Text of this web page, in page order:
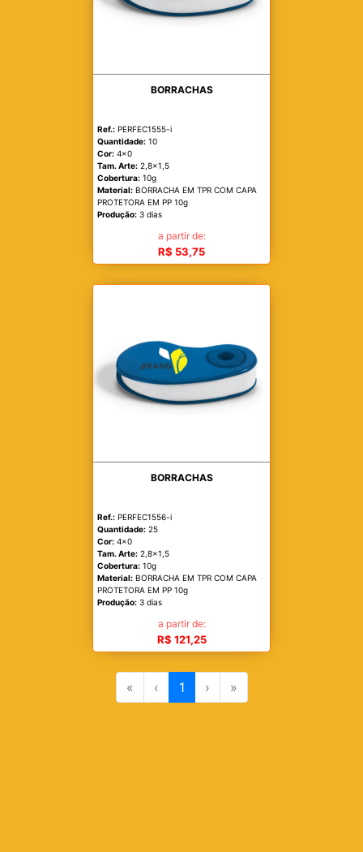
BORRACHAS
Ref.: PERFEC1555-i
Quantidade: 10
Cor: 4x0
Tam. Arte: 2,8x1,5
Cobertura: 10g
Material: BORRACHA EM TPR COM CAPA
PROTETORA EM PP 10g
Produção: 3 dias
a partir de:
R$ 53,75
BORRACHAS
Ref.: PERFEC1556-i
Quantidade: 25
Cor: 4x0
Tam. Arte: 2,8x1,5
Cobertura: 10g
Material: BORRACHA EM TPR COM CAPA
PROTETORA EM PP 10g
Produção: 3 dias
a partir de:
R$ 121,25
« ‹ 1 › »